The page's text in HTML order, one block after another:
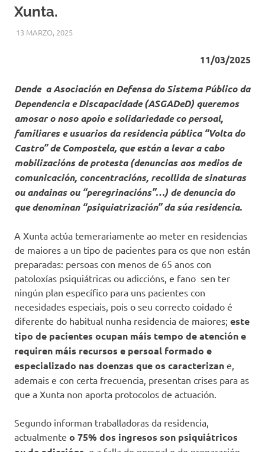
Xunta.
13 MARZO, 2025ASGADED
NOVAS DESTACADAS
11/03/2025
Dende a Asociación en Defensa do Sistema Público da
Dependencia e Discapacidade (ASGADeD) queremos
amosar o noso apoio e solidariedade co persoal,
familiares e usuarios da residencia pública “Volta do
Castro” de Compostela, que están a levar a cabo
mobilizacións de protesta (denuncias aos medios de
comunicación, concentracións, recollida de sinaturas
ou andainas ou “peregrinacións”…) de denuncia do
que denominan “psiquiatrización” da súa residencia.
A Xunta actúa temerariamente ao meter en residencias
de maiores a un tipo de pacientes para os que non están
preparadas: persoas con menos de 65 anos con
patoloxías psiquiátricas ou adiccións, e fano sen ter
ningún plan específico para uns pacientes con
necesidades especiais, pois o seu correcto coidado é
diferente do habitual nunha residencia de maiores; este
tipo de pacientes ocupan máis tempo de atención e
requiren máis recursos e persoal formado e
especializado nas doenzas que os caracterizan e,
ademais e con certa frecuencia, presentan crises para as
que a Xunta non aporta protocolos de actuación.
Segundo informan traballadoras da residencia,
actualmente o 75% dos ingresos son psiquiátricos